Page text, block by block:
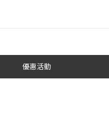
優惠活動